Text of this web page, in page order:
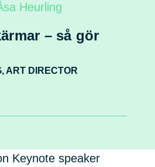
– så gör
ART DIRECTOR